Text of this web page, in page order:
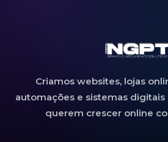
Criamos websites, lojas
automações e sistemas digitais
querem crescer online